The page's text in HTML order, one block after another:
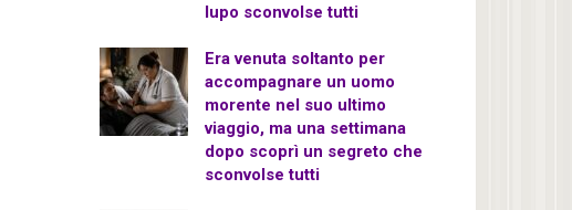
lupo sconvolse tutti
Era venuta soltanto per
accompagnare un uomo
morente nel suo ultimo
viaggio, ma una settimana
dopo scoprì un segreto che
sconvolse tutti